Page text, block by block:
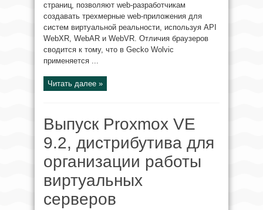
страниц, позволяют web-разработчикам
создавать трехмерные web-приложения для
систем виртуальной реальности, используя API
WebXR, WebAR и WebVR. Отличия браузеров
сводится к тому, что в Gecko Wolvic
применяется ...
Читать далее »
Выпуск Proxmox VE
9.2, дистрибутива для
организации работы
виртуальных
серверов